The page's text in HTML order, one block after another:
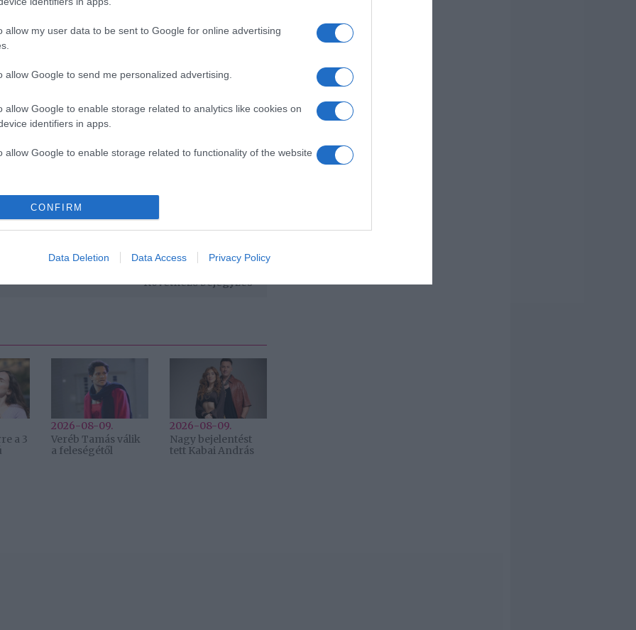
allow my user data to be sent to Google for online advertising
allow Google to send me personalized advertising.
allow Google to enable storage related to analytics like cookies on
identifiers in apps.
allow Google to enable storage related to functionality of the website
CONFIRM
Data Deletion Data Access Privacy Policy
Pinterest
illemszabály
Következő bejegyzés
a 3
2026-08-09.
Veréb Tamás válik
a feleségétől
2026-08-09.
Nagy bejelentést
tett Kabai András